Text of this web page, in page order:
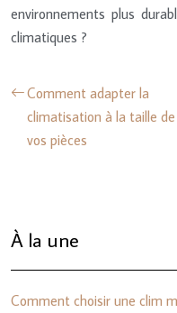
environnements plus
climatiques ?
Comment adapter la
climatisation à la taille de
vos pièces
À la une
Comment choisir une clim